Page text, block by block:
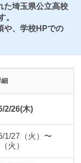
た埼玉県公立高校
。
や、学校HPでの
細
2/26(木)
1/27（火）〜
火）